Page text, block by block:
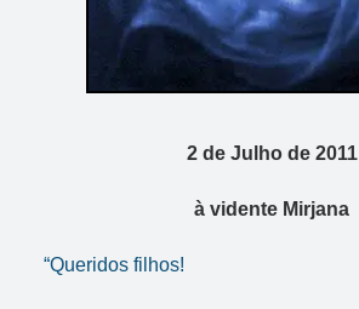
2 de Julho de 2011
à vidente Mirjana
“Queridos filhos!